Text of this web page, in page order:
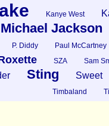
Kanye West
Michael Jackson
P. Diddy Paul McCartney
SZA Sam
Sting Sweet
Timbaland